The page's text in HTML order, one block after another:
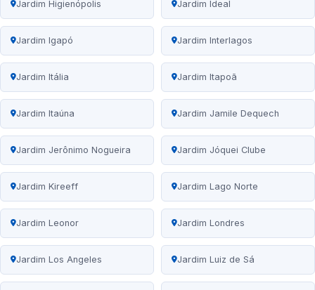
Jardim Higienópolis Jardim Ideal
Jardim Igapó Jardim Interlagos
Jardim Itália Jardim Itapoã
Jardim Itaúna Jardim Jamile Dequech
Jardim Jerônimo Nogueira Jardim Jóquei Clube
Jardim Kireeff Jardim Lago Norte
Jardim Leonor Jardim Londres
Jardim Los Angeles Jardim Luiz de Sá